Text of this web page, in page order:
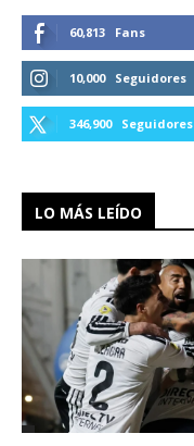
60,813 Fans
10,000 Seguidores
346,900 Seguidores
LO MÁS LEÍDO